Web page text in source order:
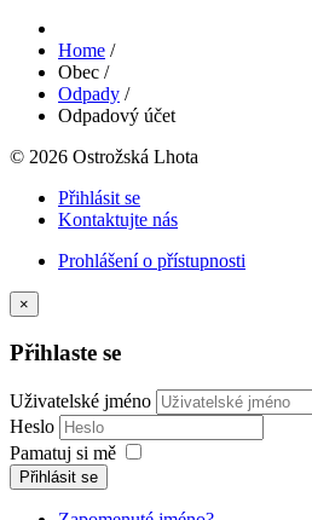
Home /
Obec /
Odpady /
Odpadový účet
© 2026 Ostrožská Lhota
Přihlásit se
Kontaktujte nás
Prohlášení o přístupnosti
×
Přihlaste se
Uživatelské jméno
Heslo
Pamatuj si mě
Přihlásit se